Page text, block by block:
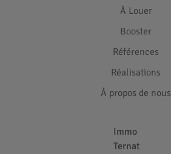
À Louer
Booster
Références
Réalisations
À propos de nous
Immo
Ternat